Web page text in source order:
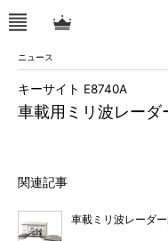
ニュース
車載用ミリ波レーダ
キーサイト E8740A
関連記事
車載ミリ波レーダ